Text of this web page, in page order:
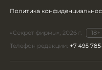
Политика
«Секрет фирмы», 2026 г.
18+
Телефон редакции: +7 495